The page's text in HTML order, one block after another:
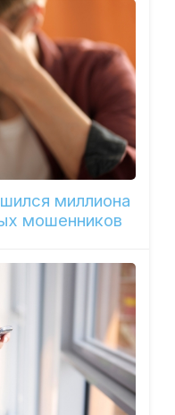
миллиона
мошенников